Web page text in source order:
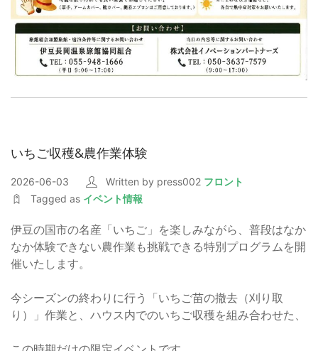
いちご収穫&農作業体験
2026-06-03 Written by press002 フロント
Tagged as イベント情報
伊豆の国市の名産「いちご」を楽しみながら、普段はなか
なか体験できない農作業も挑戦できる特別プログラムを開
催いたします。
今シーズンの終わりに行う「いちご苗の撤去（刈り取
り）」作業と、ハウス内でのいちご収穫を組み合わせた、